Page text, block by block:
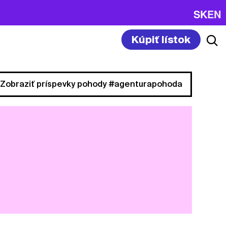
SKEN
Kúpiť lístok
Zobraziť príspevky pohody #agenturapohoda